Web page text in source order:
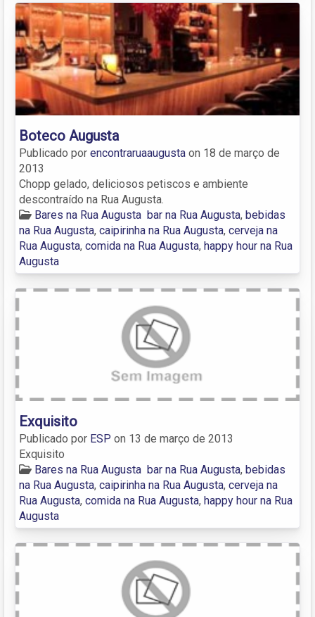
Boteco Augusta
Publicado por encontraruaaugusta on 18 de março de
2013
Chopp gelado, deliciosos petiscos e ambiente
descontraído na Rua Augusta.
Bares na Rua Augusta bar na Rua Augusta, bebidas
na Rua Augusta, caipirinha na Rua Augusta, cerveja na
Rua Augusta, comida na Rua Augusta, happy hour na Rua
Augusta
Exquisito
Publicado por ESP on 13 de março de 2013
Exquisito
Bares na Rua Augusta bar na Rua Augusta, bebidas
na Rua Augusta, caipirinha na Rua Augusta, cerveja na
Rua Augusta, comida na Rua Augusta, happy hour na Rua
Augusta